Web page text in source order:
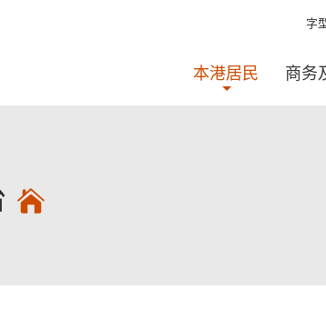
字
本港居民 商务